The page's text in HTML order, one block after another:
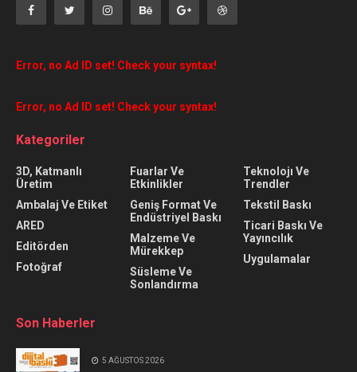
Error, no Ad ID set! Check your syntax!
Error, no Ad ID set! Check your syntax!
Kategoriler
3D, Katmanlı
Üretim
Ambalaj Ve Etiket
ARED
Editörden
Fotoğraf
Fuarlar Ve
Etkinlikler
Geniş Format Ve
Endüstriyel Baskı
Malzeme Ve
Mürekkep
Süsleme Ve
Sonlandırma
Teknolojı Ve
Trendler
Tekstil Baskı
Ticari Baskı Ve
Yayıncılık
Uygulamalar
Son Haberler
5 AĞUSTOS 2026